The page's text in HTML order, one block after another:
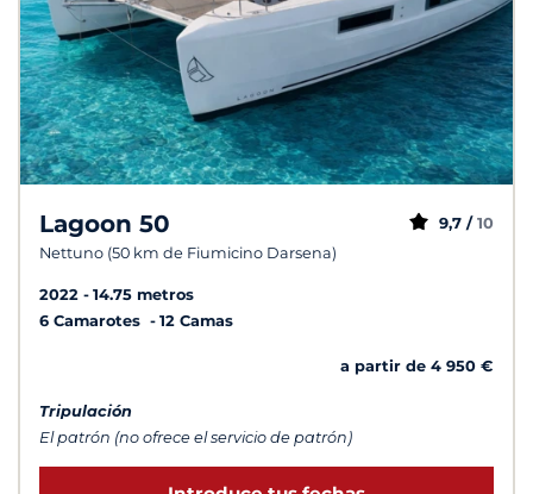
Lagoon 50
Nettuno (50 km de Fiumicino Darsena)
9,7 / 10
2022
14.75 metros
6 Camarotes
12 Camas
a partir de 4 950 €
Tripulación
El patrón (no ofrece el servicio de patrón)